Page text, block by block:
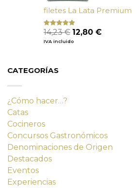
filetes La Lata Premium
Valorado
con
de 5
14,23€ El
precio
12,80 €El
IVA incluido
CATEGORÍAS
¿Cómo hacer…?
Catas
Cocineros
Concursos Gastronómicos
Denominaciones de Origen
Destacados
Eventos
Experiencias